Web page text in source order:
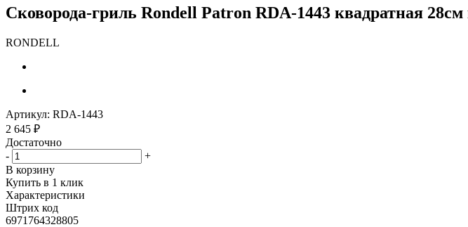
Сковорода-гриль Rondell Patron RDA-1443 квадратная
RONDELL
Артикул: RDA-1443
2 645 ₽
Достаточно
-
+
В корзину
Купить в 1 клик
Характеристики
Штрих код
6971764328805